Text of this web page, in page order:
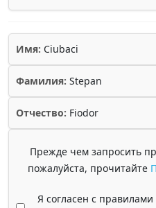
Имя: Ciubaci
Фамилия: Stepan
Отчество: Fiodor
Прежде чем запросить
пожалуйста, прочитайте
Я согласен с правилами